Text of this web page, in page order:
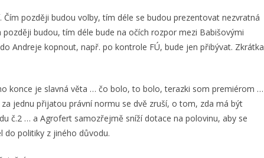
později budou volby, tím déle se budou prezentovat nezvratná
budou, tím déle bude na očích rozpor mezi Babišovými
Andreje kopnout, např. po kontrole FÚ, bude jen přibývat. Zkrátka
konce je slavná věta … čo bolo, to bolo, terazki som premiérom …
jednu přijatou právní normu se dvě zruší, o tom, zda má být
č.2 … a Agrofert samozřejmě sníží dotace na polovinu, aby se
do politiky z jiného důvodu.